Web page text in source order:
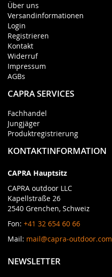
Über uns
Versandinformationen
Login
Registrieren
Kontakt
Widerruf
Impressum
AGBs
CAPRA SERVICES
Fachhandel
Jungjäger
Produktregistrierung
KONTAKTINFORMATION
CAPRA Hauptsitz
CAPRA outdoor LLC
Kapellstraße 26
2540 Grenchen, Schweiz
Fon: +41 32 654 60 66
Mail: mail@capra-outdoor.com
NEWSLETTER